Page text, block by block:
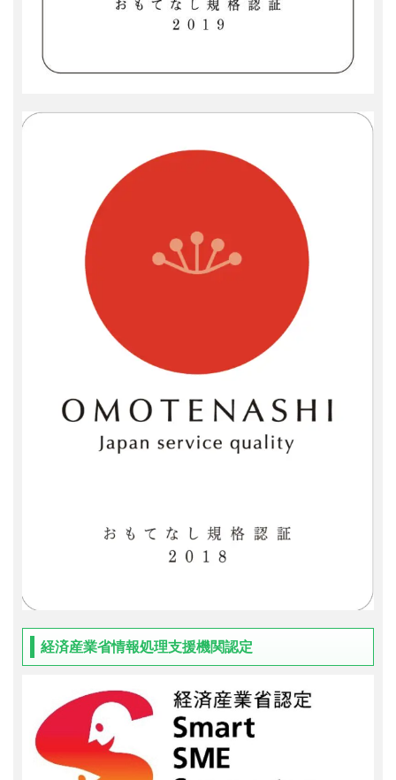
経済産業省情報処理支援機関認定